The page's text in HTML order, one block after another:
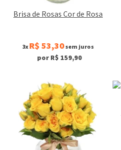
Brisa de Rosas Cor de Rosa
3x R$ 53,30 sem juros
por R$ 159,90